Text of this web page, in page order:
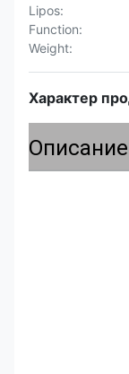
Lipos:
Function:
Weight:
Характер